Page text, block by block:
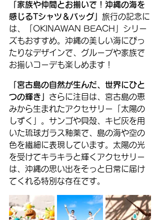
「家族や仲間とお揃いで！沖縄の海を
感じるTシャツ＆バッグ」 旅行の記念に
は、「OKINAWAN BEACH」シリー
ズもおすすめ。沖縄の美しい海にぴっ
たりなデザインで、グループや家族で
お揃いコーデも楽しめます！
「宮古島の自然が生んだ、世界にひと
つの輝き」 さらに注目は、宮古島の恵
みから生まれたアクセサリー「太陽の
しずく」。サンゴや貝殻、キビ灰を用
いた琉球ガラス釉薬で、島の海や空の
色を繊細に表現しています。太陽の光
を受けてキラキラと輝くアクセサリー
は、沖縄の思い出をそっと日常に届け
てくれる特別な存在です。